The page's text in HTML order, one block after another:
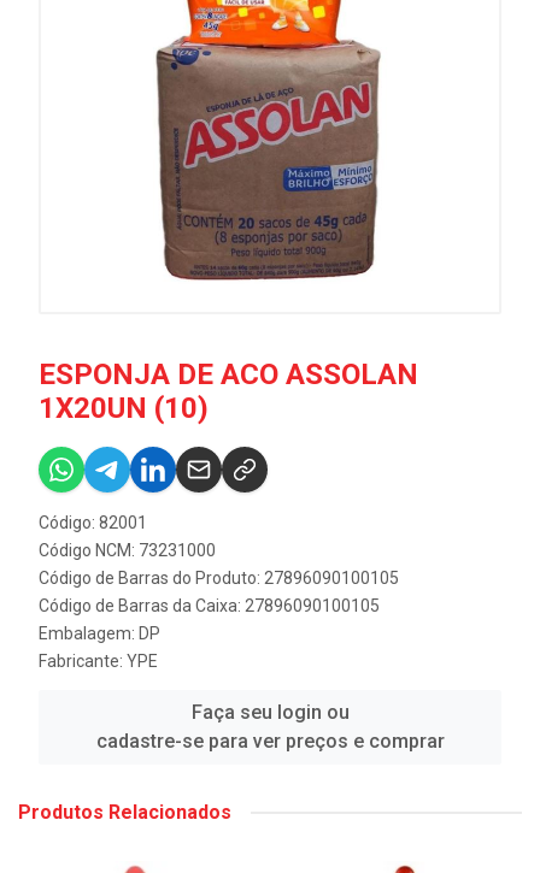
ESPONJA DE ACO ASSOLAN
1X20UN (10)
Código: 82001
Código NCM: 73231000
Código de Barras do Produto: 27896090100105
Código de Barras da Caixa: 27896090100105
Embalagem: DP
Fabricante: YPE
Faça seu login ou
cadastre-se para ver preços e comprar
Produtos Relacionados